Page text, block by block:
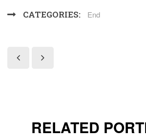
CATEGORIES: End
RELATED